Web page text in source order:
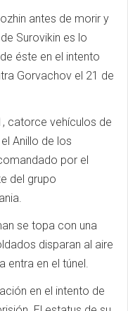
antes de morir y
Surovikin es lo
éste en el intento
Gorvachov el 21 de
vehículos de
Anillo de los
por el
del grupo
se topa con una
disparan al aire
entra en el túnel.
en el intento de